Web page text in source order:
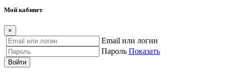
Мой кабинет
×
Email или логин
Пароль Показать
Войти